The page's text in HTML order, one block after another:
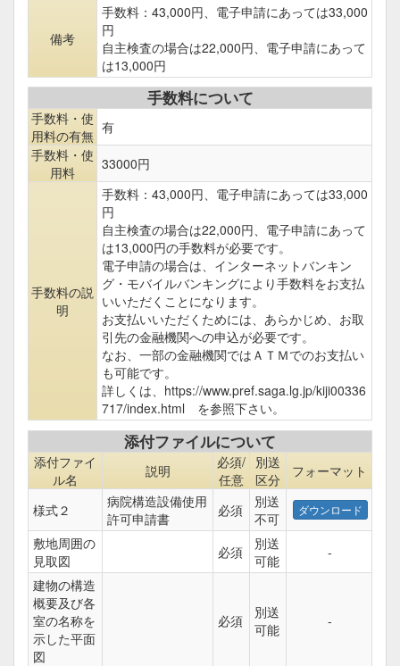
備考
手数料：43,000円、電子申請にあっては33,000
円
自主検査の場合は22,000円、電子申請にあって
は13,000円
手数料について
手数料・使
用料の有無 有
手数料・使
用料
33000円
手数料の説
明
手数料：43,000円、電子申請にあっては33,000
円
自主検査の場合は22,000円、電子申請にあって
は13,000円の手数料が必要です。
電子申請の場合は、インターネットバンキン
グ・モバイルバンキングにより手数料をお支払
いいただくことになります。
お支払いいただくためには、あらかじめ、お取
引先の金融機関への申込が必要です。
なお、一部の金融機関ではＡＴＭでのお支払い
も可能です。
詳しくは、https://www.pref.saga.lg.jp/kiji00336
717/index.html を参照下さい。
添付ファイルについて
添付ファイ
ル名
説明
必須/
任意
別送
区分
フォーマット
様式２
病院構造設備使用
許可申請書
必須
別送
不可
敷地周囲の
見取図
必須
別送
可能
-
建物の構造
概要及び各
室の名称を
示した平面
図
必須
別送
可能
-